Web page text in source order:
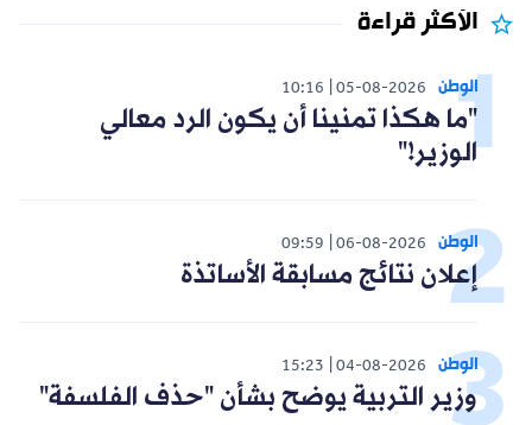
الأكثر قراءة
الوطن 05-08-2026
10:16
"ما هكذا تمنينا أن يكون الرد معالي
الوزير!"
الوطن 06-08-2026
09:59
إعلان نتائج مسابقة الأساتذة
الوطن 04-08-2026
15:23
وزير التربية يوضح بشأن "حذف الفلسفة"